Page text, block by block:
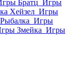
Братц Игры
Хейзел Игры
Игры
Змейка Игры